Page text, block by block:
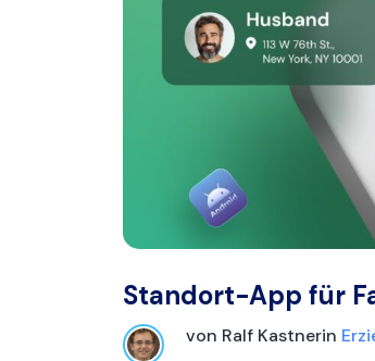
Standort-App für
von Ralf Kastnerin